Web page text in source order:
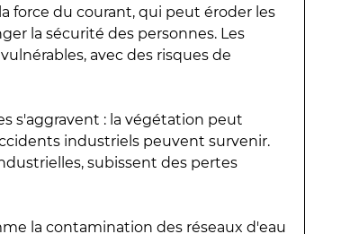
force du courant, qui peut éroder les
la sécurité des personnes. Les
avec des risques de
s'aggravent : la végétation peut
industriels peuvent survenir.
subissent des pertes
la contamination des réseaux d'eau